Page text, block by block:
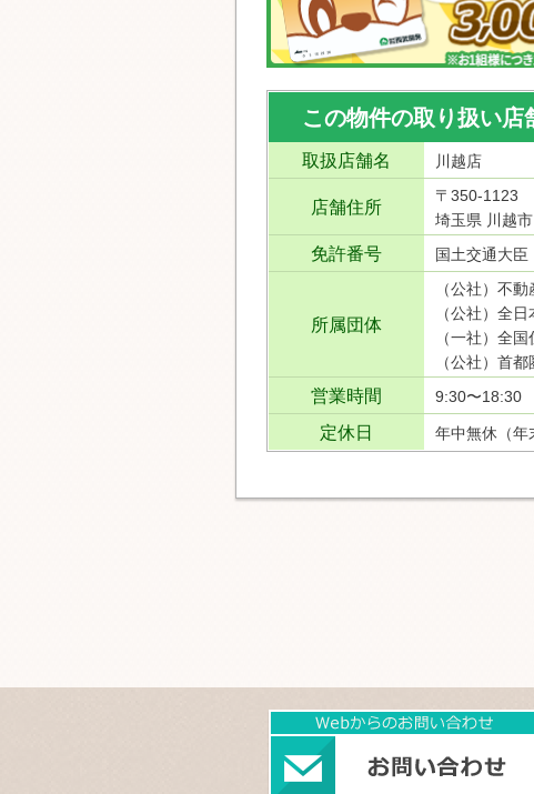
この物件の取り扱い店
取扱店舗名 川越店
店舗住所
〒350-1123
埼玉県 川越
免許番号 国土交通大
所属団体
（公社）不
（公社）全
（一社）全
（公社）首
営業時間 9:30〜18:30
定休日 年中無休（年